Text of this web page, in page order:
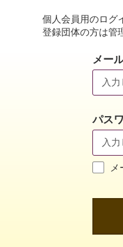
個人会員用のログ
登録団体の方は管
メー
パス